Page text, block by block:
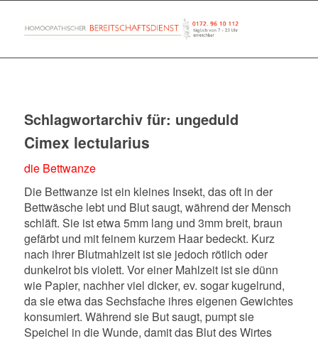
Schlagwortarchiv für: ungeduld
Cimex lectularius
die Bettwanze
Die Bettwanze ist ein kleines Insekt, das oft in der
Bettwäsche lebt und Blut saugt, während der Mensch
schläft. Sie ist etwa 5mm lang und 3mm breit, braun
gefärbt und mit feinem kurzem Haar bedeckt. Kurz
nach ihrer Blutmahlzeit ist sie jedoch rötlich oder
dunkelrot bis violett. Vor einer Mahlzeit ist sie dünn
wie Papier, nachher viel dicker, ev. sogar kugelrund,
da sie etwa das Sechsfache ihres eigenen Gewichtes
konsumiert. Während sie But saugt, pumpt sie
Speichel in die Wunde, damit das Blut des Wirtes